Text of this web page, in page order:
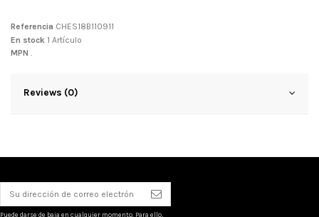
Referencia CHES18B110911
En stock 1 Artículo
MPN .
Reviews (0)
Puede darse de baja en cualquier momento. Para ello,